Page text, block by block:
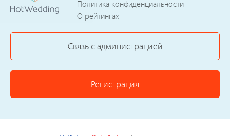
Политика конфиденциальности
О рейтингах
Связь с администрацией
Регистрация